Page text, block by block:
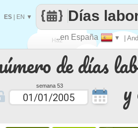
de días
semana 53
Haz
que
..en España ▼ |
Días
ES EN ▼